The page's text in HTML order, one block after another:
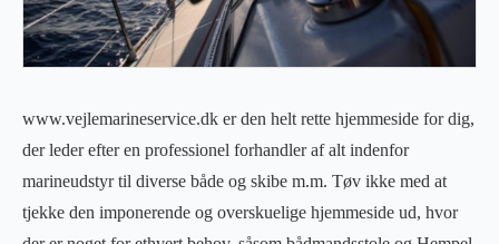
www.vejlemarineservice.dk er den helt rette hjemmeside for dig,
der leder efter en professionel forhandler af alt indenfor
marineudstyr til diverse både og skibe m.m. Tøv ikke med at
tjekke den imponerende og overskuelige hjemmeside ud, hvor